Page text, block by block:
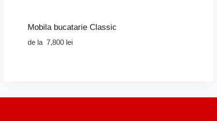
Mobila bucatarie Classic
de la 7,800 lei